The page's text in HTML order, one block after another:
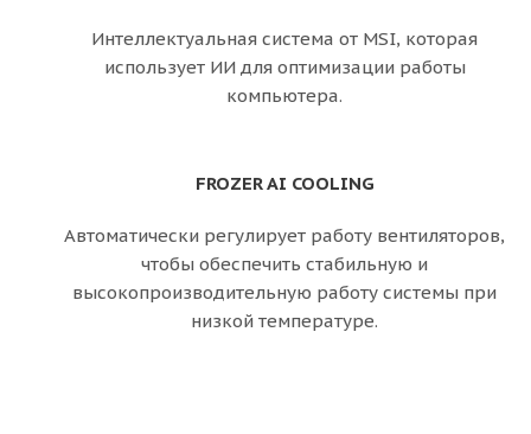
Интеллектуальная система от MSI, которая
использует ИИ для оптимизации работы
компьютера.
FROZER AI COOLING
Автоматически регулирует работу вентиляторов,
чтобы обеспечить стабильную и
высокопроизводительную работу системы при
низкой температуре.